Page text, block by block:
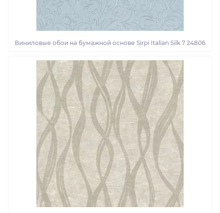
Виниловые обои на бумажной основе Sirpi Italian Silk 7 24806